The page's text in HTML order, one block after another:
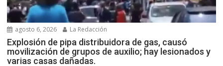
agosto 6, 2026 La Redacción
Explosión de pipa distribuidora de gas, causó
movilización de grupos de auxilio; hay lesionados y
varias casas dañadas.